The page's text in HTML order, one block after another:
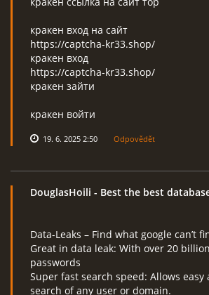
кракен вход на сайт
https://captcha-kr33.shop/
кракен вход
https://captcha-kr33.shop/
кракен зайти
кракен войти
19. 6. 2025 2:50 Odpovědět
DouglasHoili - Best the best
Data-Leaks – Find what google can’t
Great in data leak: With over 20
passwords
Super fast search speed: Allows
search of any user or domain.